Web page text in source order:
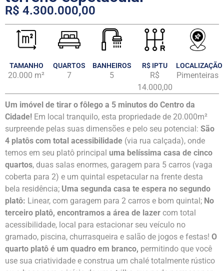
R$ 4.300.000,00
TAMANHO
20.000 m²
QUARTOS
7
BANHEIROS
5
R$ IPTU
R$
14.000,00
LOCALIZAÇÃO
Pimenteiras
Um imóvel de tirar o fôlego a 5 minutos do Centro da
Cidade! Em local tranquilo, esta propriedade de 20.000m²
surpreende pelas suas dimensões e pelo seu potencial: São
4 platôs com total acessibilidade (via rua calçada), onde
temos em seu platô principal uma belíssima casa de cinco
quartos, duas salas enormes, garagem para 5 carros (vaga
coberta para 2) e um quintal espetacular na frente desta
bela residência; Uma segunda casa te espera no segundo
platô: Linear, com garagem para 2 carros e bom quintal; No
terceiro platô, encontramos a área de lazer com total
acessibilidade, local para estacionar seu veículo no
gramado, piscina, churrasqueira e salão de jogos e festas! O
quarto platô é um quadro em branco, permitindo que você
use sua criatividade e construa um chalé totalmente rústico